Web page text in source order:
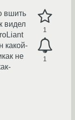
1
1
вшить
видел
какой-
не